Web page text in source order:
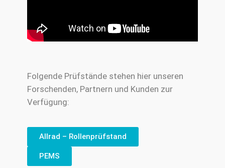
Folgende Prüfstände stehen hier unseren
Forschenden, Partnern und Kunden zur
Verfügung:
Allrad – Rollenprüfstand
PEMS